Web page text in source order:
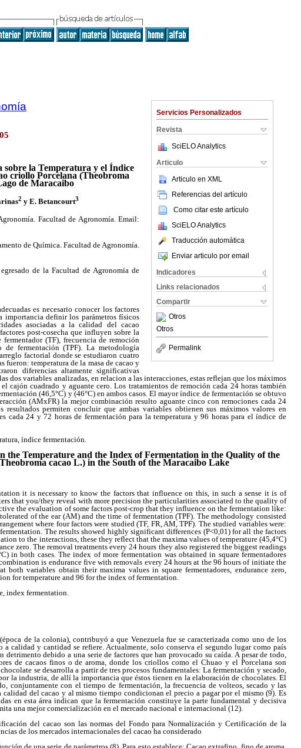
Servicios Personalizados
Revista
SciELO Analytics
Articulo
Articulo en XML
Referencias del artículo
Como citar este artículo
SciELO Analytics
Traducción automática
Enviar articulo por email
Indicadores
Links relacionados
Compartir
Otros
Otros
Permalink
sobre la Temperatura y el Índice
criollo Porcelana (Theobroma
de Maracaibo
2 y E. Betancourt3
Facultad de Agronomía. Email:
de Química. Facultad de Agronomía.
de la Facultad de Agronomía de
es necesario conocer los factores
importancia definir los parámetros físicos
asociadas a la calidad del cacao
post-cosecha que influyen sobre la
(TF), frecuencia de remoción
fermentación (TPF). La metodología
factorial donde se estudiaron cuatro
fueron: temperatura de la masa de cacao y
diferencias altamente significativas
dos variables analizadas, en relacion a las interacciones, estas reflejan que los máximos
cajón cuadrado y aguante cero. Los tratamientos de remoción cada 24 horas también
(46,5°C) y (46°C) en ambos casos. El mayor índice de fermentación se obtuvo
(AMxFR) la mejor combinación resulto aguante cinco con remociones cada 24
permiten concluir que ambas variables obtienen sus máximos valores en
cada 24 y 72 horas de fermentación para la temperatura y 96 horas para el índice de
índice fermentación.
the Temperature and the Index of Fermentation in the Quality of the
cacao L.) in the South of the Maracaibo Lake
it is necessary to know the factors that influence on this, in such a sense it is of
that you/they reveal with more precision the particularities associated to the quality of
the evaluation of some factors post-crop that they influence on the fermentation like:
of the ear (AM) and the time of fermentation (TPF). The methodology consisted
where four factors were studied (TF, FR, AM, TPF). The studied variables were:
The results showed highly significant differences (P<0,01) for all the factors
to the interactions, these they reflect that the maxima values of temperature (45,4°C)
zero. The removal treatments every 24 hours they also registered the biggest readings
in both cases. The index of more fermentation was obtained in square fermentadores
is endurance five with removals every 24 hours at the 96 hours of initiate the
both variables obtain their maxima values in square fermentadores, endurance zero,
for temperature and 96 for the index of fermentation.
index fermentation.
de la colonia), contribuyó a que Venezuela fue se caracterizada como uno de los
a calidad y cantidad se refiere. Actualmente, solo conserva el segundo lugar como país
detrimento debido a una serie de factores que han provocado su caída. A pesar de todo,
de cacaos finos o de aroma, donde los criollos como el Chuao y el Porcelana son
se desarrolla a partir de tres procesos fundamentales: La fermentación y secado,
la industria, de allí la importancia que éstos tienen en la elaboración de chocolates. El
conjuntamente con el tiempo de fermentación, la frecuencia de volteos, secado y las
del cacao y al mismo tiempo condicionan el precio a pagar por el mismo (9). Es
en esta área indican que la fermentación constituye la parte fundamental y decisiva
una mejor comercialización en el mercado nacional e internacional (12).
del cacao son las normas del Fondo para Normalización y Certificación de la
de los mercados internacionales del cacao ha considerado